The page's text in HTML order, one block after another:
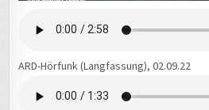
ARD-Hörfunk (Langfassung), 02.09.22